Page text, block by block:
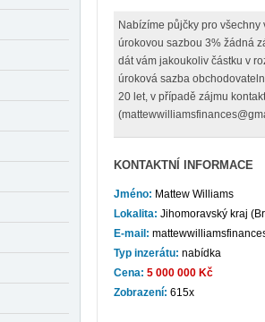
Nabízíme půjčky pro
úrokovou sazbou 3% žádná
dát vám jakoukoliv částku v
úroková sazba
20 let, v případě zájmu
KONTAKTNÍ INFORMACE
Jméno: Mattew Williams
Lokalita: Jihomoravský kraj
E-mail:
Typ inzerátu: nabídka
Cena: 5 000 000 Kč
Zobrazení: 615x